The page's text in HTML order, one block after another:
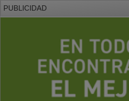
PUBLICIDAD